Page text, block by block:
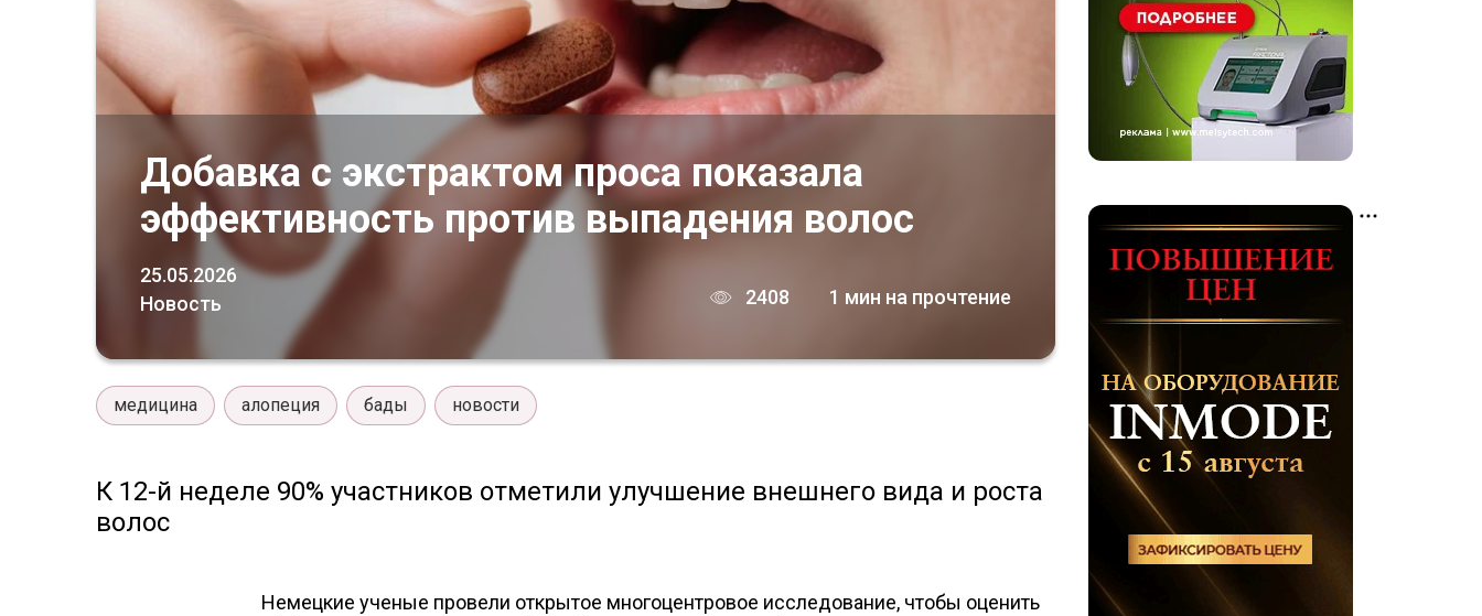
Добавка с экстрактом проса показала
эффективность против выпадения волос
25.05.2026
Новость
2408 1 мин на прочтение
медицина алопеция бады новости
К 12-й неделе 90% участников отметили улучшение внешнего вида и роста
волос
Немецкие ученые провели открытое многоцентровое исследование, чтобы оценить